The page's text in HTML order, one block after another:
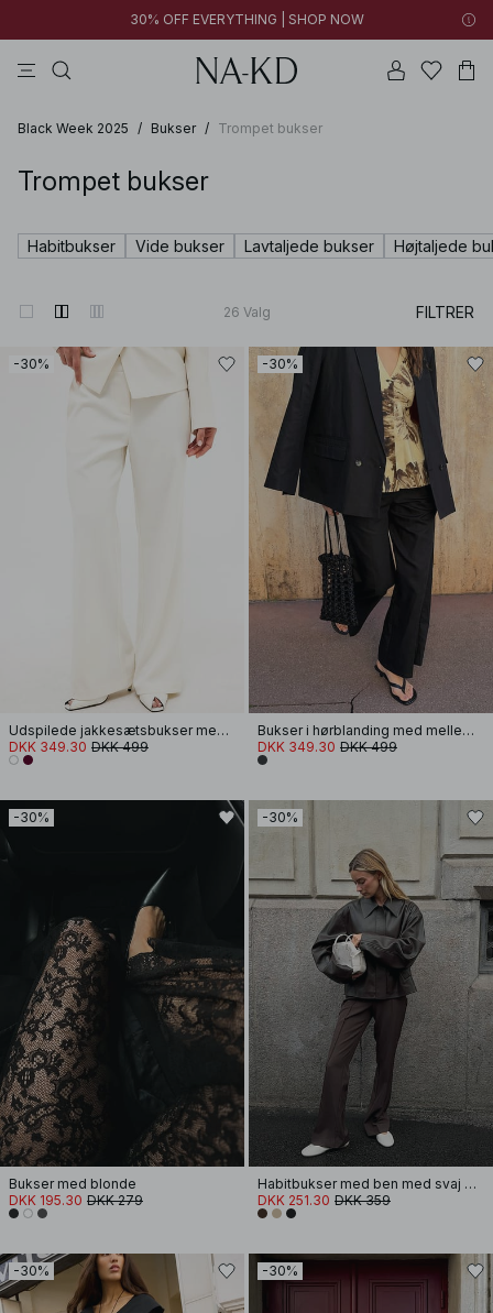
30% OFF EVERYTHING | SHOP NOW
Black Week 2025 / Bukser / Trompet bukser
Trompet bukser
Habitbukser Vide bukser Lavtaljede bukser Højtaljede
26 Valg FILTRER
-30%
Udspilede jakkesætsbukser med høj talje
DKK 349.30 DKK 499
-30%
Bukser i hørblanding med mellemhøj talje og smalle flæseben
DKK 349.30 DKK 499
-30%
Bukser med blonde
DKK 195.30 DKK 279
-30%
Habitbukser med ben med svaj og mellemhøj talje
DKK 251.30 DKK 359
-30% -30%